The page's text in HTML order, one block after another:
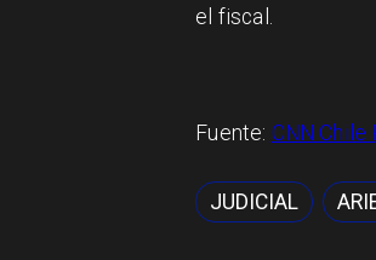
el fiscal.
Fuente: CNN Chile
JUDICIAL